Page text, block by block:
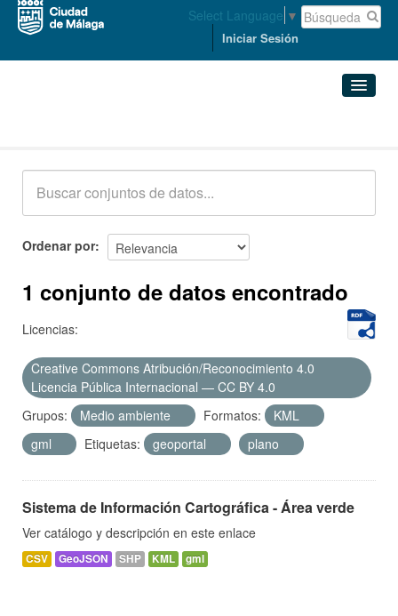
Select Language ▼
Iniciar Sesión
Acerca de
Ordenar por
1 conjunto de datos encontrado
Licencias:
Creative Commons Atribución/Reconocimiento 4.0
Licencia Pública Internacional — CC BY 4.0
Grupos:
Medio ambiente Formatos:
KML
gml
Etiquetas: geoportal plano
Sistema de Información Cartográfica - Área verde
Ver catálogo y descripción en este enlace
CSV GeoJSON SHP KML gml